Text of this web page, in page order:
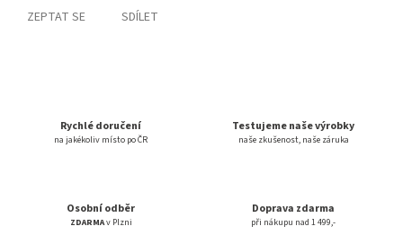
ZEPTAT SE SDÍLET
Rychlé doručení
na jakékoliv místo po ČR
Testujeme naše výrobky
naše zkušenost, naše záruka
Osobní odběr
ZDARMAv Plzni
Doprava zdarma
při nákupu nad 1 499,-